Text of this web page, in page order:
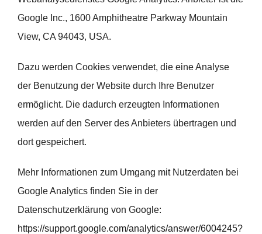
Google Inc., 1600 Amphitheatre Parkway Mountain
View, CA 94043, USA.
Dazu werden Cookies verwendet, die eine Analyse
der Benutzung der Website durch Ihre Benutzer
ermöglicht. Die dadurch erzeugten Informationen
werden auf den Server des Anbieters übertragen und
dort gespeichert.
Mehr Informationen zum Umgang mit Nutzerdaten bei
Google Analytics finden Sie in der
Datenschutzerklärung von Google:
https://support.google.com/analytics/answer/6004245?